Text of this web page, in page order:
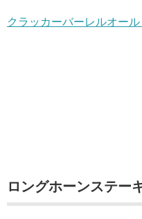
クラッカーバーレルオー
ロングホーンステー